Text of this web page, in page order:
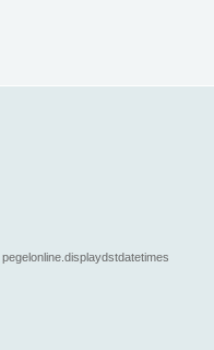
pegelonline.displaydstdatetimes